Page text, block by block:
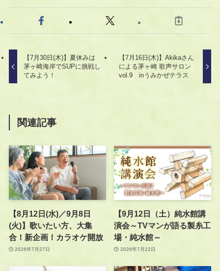
【7月30日(木)】夏休みは
茅ヶ崎海岸でSUPに挑戦し
てみよう！
【7月16日(木)】Akikaさん
による茅ヶ崎 歌声サロン
vol.9 inうみかぜテラス
関連記事
【8月12日(水)／9月8日
(火)】歌いたい方、大集
合！新企画！カラオケ開放
2026年7月27日
【9月12日（土）純水館講
演会～TVマンが語る製糸工
場・純水館～
2026年7月22日